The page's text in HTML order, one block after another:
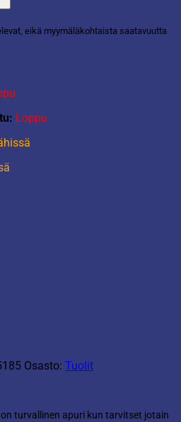
eikä myymäläkohtaista saatavuutta
Loppu
Osasto: Tuolit
turvallinen apuri kun tarvitset jotain